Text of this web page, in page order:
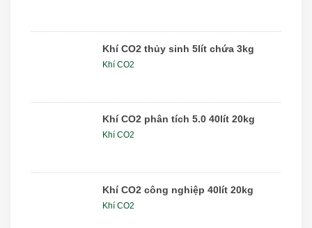
Khí CO2 thủy sinh 5lít chứa 3kg
Khí CO2
Khí CO2 phân tích 5.0 40lít 20kg
Khí CO2
Khí CO2 công nghiệp 40lít 20kg
Khí CO2